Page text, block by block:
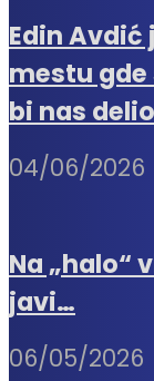
Edin
mestu
bi nas delio
04/06/2026
Na „halo“
javi…
06/05/2026